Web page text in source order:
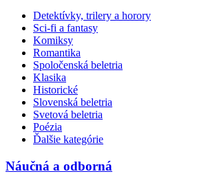
Detektívky, trilery a horory
Sci-fi a fantasy
Komiksy
Romantika
Spoločenská beletria
Klasika
Historické
Slovenská beletria
Svetová beletria
Poézia
Ďalšie kategórie
Náučná a odborná